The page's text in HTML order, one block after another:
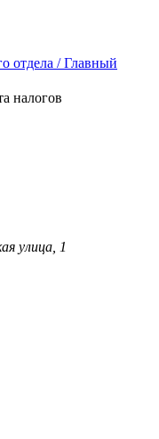
отдела / Главный
налогов
улица, 1